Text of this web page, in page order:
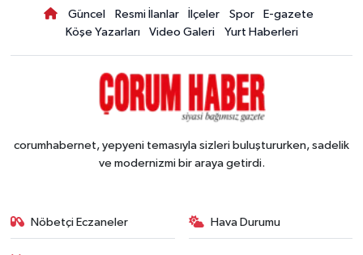
Güncel Resmi İlanlar İlçeler Spor
E-gazete
Köşe Yazarları
Video Galeri Yurt Haberleri
corumhabernet, yepyeni temasıyla sizleri buluştururken, sadelik
ve modernizmi bir araya getirdi.
Nöbetçi Eczaneler Hava Durumu